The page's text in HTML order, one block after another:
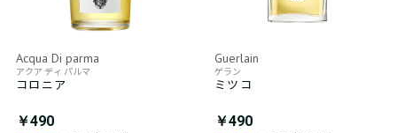
Acqua Di parma
アクア ディ パルマ
コロニア
￥490
Guerlain
ゲラン
ミツコ
￥490